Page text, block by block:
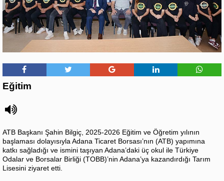
Eğitim
ATB Başkanı Şahin Bilgiç, 2025-2026 Eğitim ve Öğretim yılının
başlaması dolayısıyla Adana Ticaret Borsası’nın (ATB) yapımına
katkı sağladığı ve ismini taşıyan Adana’daki üç okul ile Türkiye
Odalar ve Borsalar Birliği (TOBB)’nin Adana’ya kazandırdığı Tarım
Lisesini ziyaret etti.